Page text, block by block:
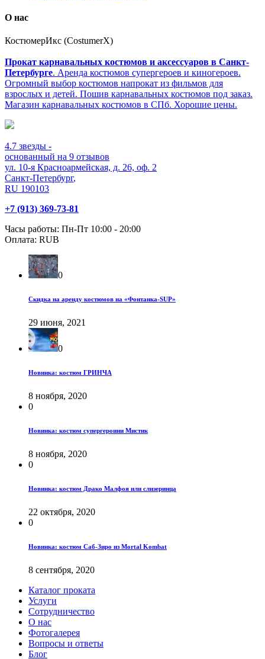
О нас
КостюмерИкс (CostumerX)
Прокат карнавальных костюмов и аксессуаров в Санкт-
Петербурге. Аренда костюмов супергероев и киногероев.
Огромный выбор костюмов напрокат из фильмов для
взрослых и детей. Пошив карнавальных костюмов под заказ.
Магазин карнавальных костюмов в СПб. Хорошие цены.
4.7 звезды -
основанный на 9 отзывов
ул. 10-я Красноармейская, д. 26, оф. 2
Санкт-Петербург,
RU 190103
+7 (913) 369-73-81
Часы работы: Пн-Пт 10:00 - 20:00
Оплата: RUB
0
Скидка на аренду костюмов на «Фонтанка-SUP»
29 июня, 2021
0
Новинка: костюм ГРИНЧА
8 ноября, 2020
0
Новинка: костюм супергероини Мистик
8 ноября, 2020
0
Новинка: костюм Драко Малфоя или слизеринца
22 октября, 2020
0
Новинка: костюм Саб-Зиро из Mortal Kombat
8 сентября, 2020
Каталог проката
Услуги
Сотрудничество
О нас
Фотогалерея
Вопросы и ответы
Блог